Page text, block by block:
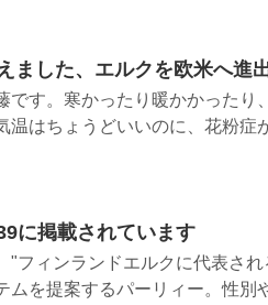
ました、エルクを欧米へ進出
です。寒かったり暖かかったり
温はちょうどいいのに、花粉症
に掲載されています
"フィンランドエルクに代表さ
ムを提案するパーリィー。性別